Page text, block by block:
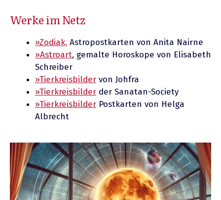
Werke im Netz
»Zodiak, Astropostkarten von Anita Nairne
»Astroart, gemalte Horoskope von Elisabeth
Schreiber
»Tierkreisbilder von Johfra
»Tierkreisbilder der Sanatan-Society
»Tierkreisbilder Postkarten von Helga
Albrecht